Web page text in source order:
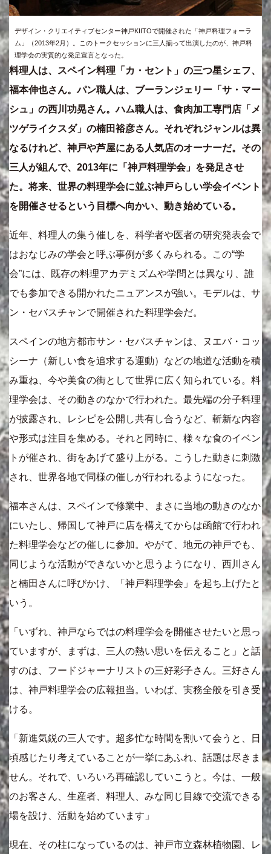
デザイン・クリエイティブセンター神戸KIITOで開催された「神戸料理フォーラ
ム」（2013年2月）。このトークセッションに三人揃って出演したのが、神戸料
理学会の実質的な発足宣言となった。
料理人は、スペイン料理「カ・セント」の三つ星シェフ、
福本伸也さん。パン職人は、ブーランジェリー「サ・マー
シュ」の西川功晃さん。ハム職人は、食肉加工専門店「メ
ツゲライクスダ」の楠田裕彦さん。それぞれジャンルは異
なるけれど、神戸や芦屋にある人気店のオーナーだ。その
三人が組んで、2013年に「神戸料理学会」を発足させ
た。将来、世界の料理学会に並ぶ神戸らしい学会イベント
を開催させるという目標へ向かい、動き始めている。
近年、料理人の集う催しを、科学者や医者の研究発表会で
はおなじみの学会と呼ぶ事例が多くみられる。この“学
会”には、既存の料理アカデミズムや学問とは異なり、誰
でも参加できる開かれたニュアンスが強い。モデルは、サ
ン・セバスチャンで開催された料理学会だ。
スペインの地方都市サン・セバスチャンは、ヌエバ・コッ
シーナ（新しい食を追求する運動）などの地道な活動を積
み重ね、今や美食の街として世界に広く知られている。料
理学会は、その動きのなかで行われた。最先端の分子料理
が披露され、レシピを公開し共有し合うなど、斬新な内容
や形式は注目を集める。それと同時に、様々な食のイベン
トが催され、街をあげて盛り上がる。こうした動きに刺激
され、世界各地で同様の催しが行われるようになった。
福本さんは、スペインで修業中、まさに当地の動きのなか
にいたし、帰国して神戸に店を構えてからは函館で行われ
た料理学会などの催しに参加。やがて、地元の神戸でも、
同じような活動ができないかと思うようになり、西川さん
と楠田さんに呼びかけ、「神戸料理学会」を起ち上げたと
いう。
「いずれ、神戸ならではの料理学会を開催させたいと思っ
ていますが、まずは、三人の熱い思いを伝えること」と話
すのは、フードジャーナリストの三好彩子さん。三好さん
は、神戸料理学会の広報担当。いわば、実務全般を引き受
ける。
「新進気鋭の三人です。超多忙な時間を割いて会うと、日
頃感じたり考えていることが一挙にあふれ、話題は尽きま
せん。それで、いろいろ再確認していこうと。今は、一般
のお客さん、生産者、料理人、みな同じ目線で交流できる
場を設け、活動を始めています」
現在、その柱になっているのは、神戸市立森林植物園、レ